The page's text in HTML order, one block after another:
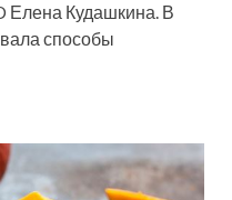
Елена Кудашкина. В
способы